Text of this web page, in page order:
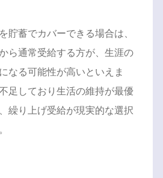
貯蓄でカバーできる場合は、
ら通常受給する方が、生涯の
なる可能性が高いといえま
足しており生活の維持が最優
繰り上げ受給が現実的な選択